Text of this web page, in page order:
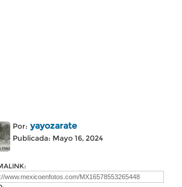
Por: yayozarate
Publicada: Mayo 16, 2024